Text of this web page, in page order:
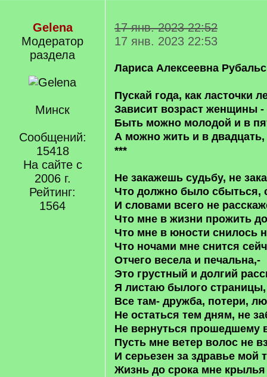
Gelena
Модератор
раздела
Минск
Сообщений:
15418
На сайте с
2006 г.
Рейтинг:
1564
17 янв. 2023 22:52
17 янв. 2023 22:53
Лариса Алексеевна
Пускай года, как ласточки
Зависит возраст женщины -
Быть можно молодой и в
А можно жить и в двадцать,
***
Не закажешь судьбу, не
Что должно было сбыться,
И словами всего не
Что мне в жизни прожить
Что мне в юности снилось
Что ночами мне снится
Отчего весела и печальна,-
Это грустный и долгий
Я листаю былого страницы,
Все там- дружба, потери,
Не остаться тем дням, не
Не вернуться прошедшему
Пусть мне ветер волос не
И серьезен за здравье мой
Жизнь до срока мне крылья